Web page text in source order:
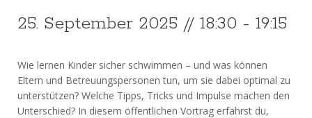
25. September 2025 // 18:30 - 19:15
Wie lernen Kinder sicher schwimmen – und was können
Eltern und Betreuungspersonen tun, um sie dabei optimal zu
unterstützen? Welche Tipps, Tricks und Impulse machen den
Unterschied? In diesem öffentlichen Vortrag erfährst du,